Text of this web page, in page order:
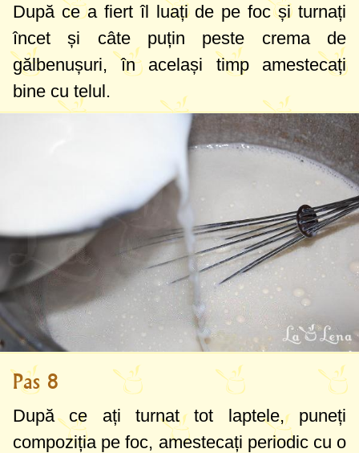
După ce a fiert îl luați de pe foc și turnați
încet și câte puțin peste crema de
gălbenușuri, în același timp amestecați
bine cu telul.
Pas 8
După ce ați turnat tot laptele, puneți
compoziția pe foc, amestecați periodic cu o